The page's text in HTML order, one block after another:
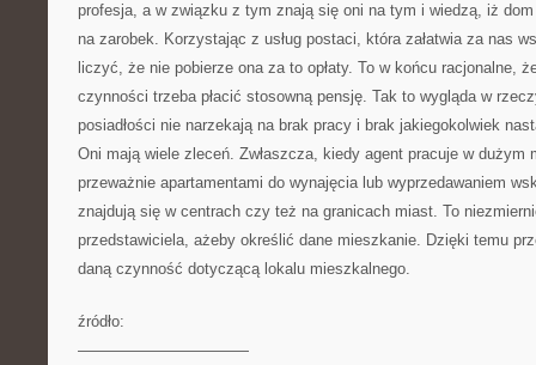
profesja, a w związku z tym znają się oni na tym i wiedzą, iż dom
na zarobek. Korzystając z usług postaci, która załatwia za nas
liczyć, że nie pobierze ona za to opłaty. To w końcu racjonalne,
czynności trzeba płacić stosowną pensję. Tak to wygląda w
posiadłości nie narzekają na brak pracy i brak jakiegokolwiek
Oni mają wiele zleceń. Zwłaszcza, kiedy agent pracuje w dużym
przeważnie apartamentami do wynajęcia lub wyprzedawaniem
znajdują się w centrach czy też na granicach miast. To
przedstawiciela, ażeby określić dane mieszkanie. Dzięki temu
daną czynność dotyczącą lokalu mieszkalnego.
źródło:
———————————